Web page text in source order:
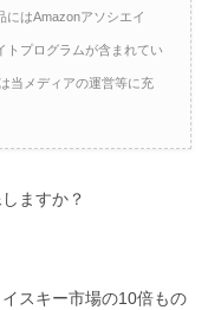
はAmazonアソシエイ
トプログラムが含まれてい
当メディアの運営等に充
ますか？
スキー市場の10倍もの